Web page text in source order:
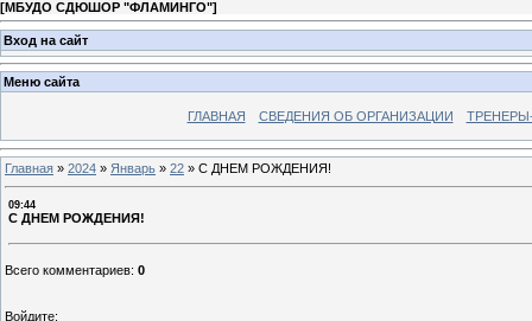
[МБУДО СДЮШОР "ФЛАМИНГО"]
Вход на сайт
Меню сайта
ГЛАВНАЯ СВЕДЕНИЯ ОБ ОРГАНИЗАЦИИ
Главная » 2024 » Январь » 22 » С ДНЕМ РОЖДЕНИЯ!
09:44
С ДНЕМ РОЖДЕНИЯ!
Всего комментариев: 0
Войдите: